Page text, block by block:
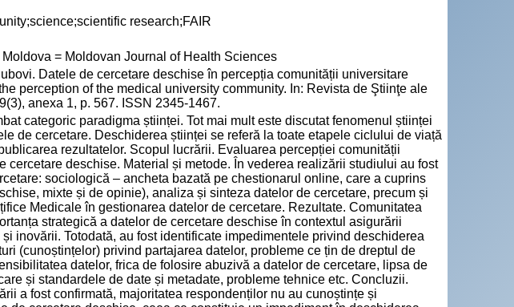
research;FAIR
= Moldovan Journal of Health Sciences
Datele de cercetare deschise în percepția comunității universitare
perception of the medical university community. In: Revista de Ştiinţe ale
anexa 1, p. 567. ISSN 2345-1467.
categoric paradigma științei. Tot mai mult este discutat fenomenul științei
de cercetare. Deschiderea științei se referă la toate etapele ciclului de viață
rezultatelor. Scopul lucrării. Evaluarea percepției comunității
cercetare deschise. Material și metode. În vederea realizării studiului au fost
sociologică – ancheta bazată pe chestionarul online, care a cuprins
mixte și de opinie), analiza și sinteza datelor de cercetare, precum și
Medicale în gestionarea datelor de cercetare. Rezultate. Comunitatea
strategică a datelor de cercetare deschise în contextul asigurării
inovării. Totodată, au fost identificate impedimentele privind deschiderea
(cunoștințelor) privind partajarea datelor, probleme ce țin de dreptul de
datelor, frica de folosire abuzivă a datelor de cercetare, lipsa de
și standardele de date și metadate, probleme tehnice etc. Concluzii.
a fost confirmată, majoritatea respondenților nu au cunoștințe și